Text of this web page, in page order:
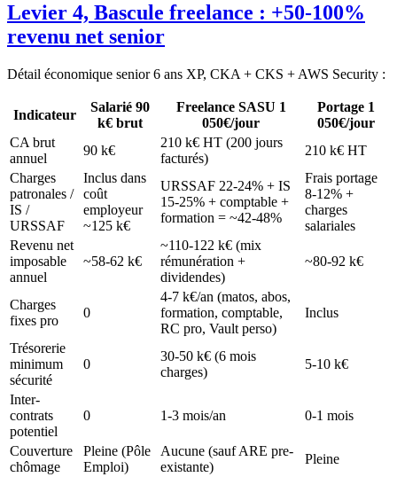
Levier 4, Bascule freelance : +50-100%
revenu net senior
Détail économique senior 6 ans XP, CKA + CKS + AWS Security :
Indicateur
Salarié 90
k€ brut
Freelance SASU 1
050€/jour
Portage 1
050€/jour
CA brut
annuel
90 k€
210 k€ HT (200 jours
facturés)
210 k€ HT
Charges
patronales /
IS /
URSSAF
Inclus dans
coût
employeur
~125 k€
URSSAF 22-24% + IS
15-25% + comptable +
formation = ~42-48%
Frais portage
8-12% +
charges
salariales
Revenu net
imposable
annuel
~58-62 k€
~110-122 k€ (mix
rémunération +
dividendes)
~80-92 k€
Charges
fixes pro
0
4-7 k€/an (matos, abos,
formation, comptable,
RC pro, Vault perso)
Inclus
Trésorerie
minimum
sécurité
0
30-50 k€ (6 mois
charges)
5-10 k€
Inter-
contrats
potentiel
0 1-3 mois/an 0-1 mois
Couverture
chômage
Pleine (Pôle
Emploi)
Aucune (sauf ARE pre-
existante)
Pleine